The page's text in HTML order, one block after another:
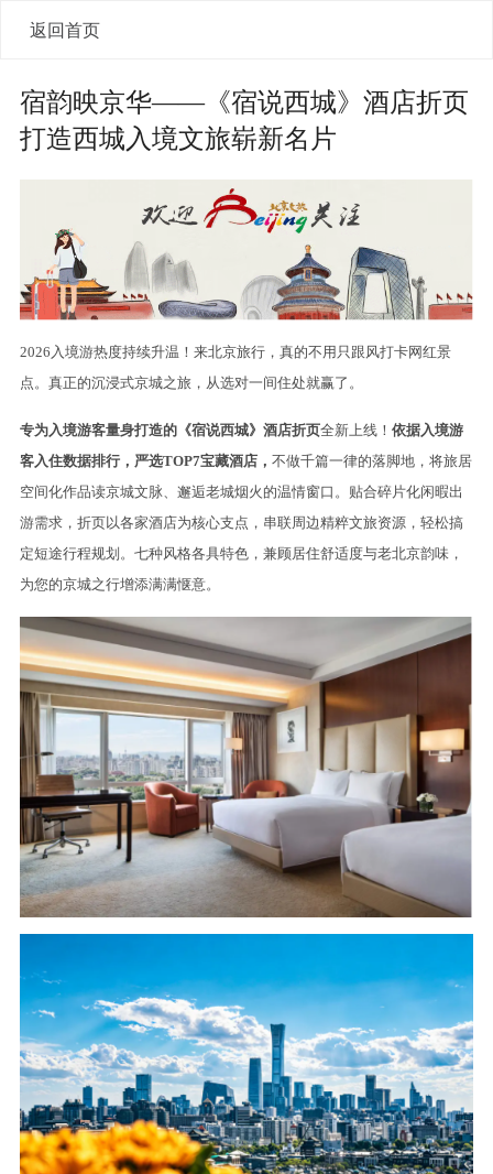
返回首页
宿韵映京华——《宿说西城》酒店折页
打造西城入境文旅崭新名片
2026入境游热度持续升温！来北京旅行，真的不用只跟风打卡网红景
点。真正的沉浸式京城之旅，从选对一间住处就赢了。
专为入境游客量身打造的《宿说西城》酒店折页全新上线！ 依据入境游
客入住数据排行，严选TOP7宝藏酒店， 不做千篇一律的落脚地，将旅居
空间化作品读京城文脉、邂逅老城烟火的温情窗口。贴合碎片化闲暇出
游需求，折页以各家酒店为核心支点，串联周边精粹文旅资源，轻松搞
定短途行程规划。七种风格各具特色，兼顾居住舒适度与老北京韵味，
为您的京城之行增添满满惬意。